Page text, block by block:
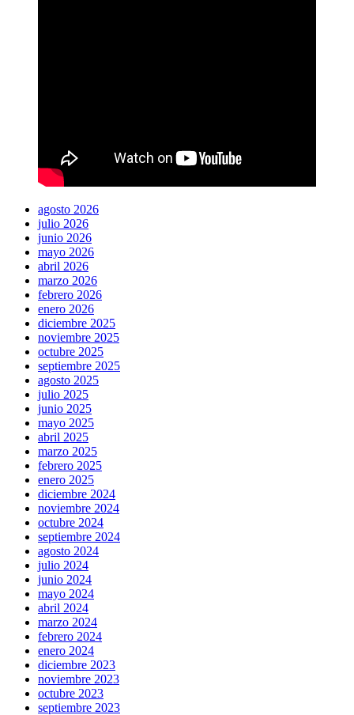
agosto 2026
julio 2026
junio 2026
mayo 2026
abril 2026
marzo 2026
febrero 2026
enero 2026
diciembre 2025
noviembre 2025
octubre 2025
septiembre 2025
agosto 2025
julio 2025
junio 2025
mayo 2025
abril 2025
marzo 2025
febrero 2025
enero 2025
diciembre 2024
noviembre 2024
octubre 2024
septiembre 2024
agosto 2024
julio 2024
junio 2024
mayo 2024
abril 2024
marzo 2024
febrero 2024
enero 2024
diciembre 2023
noviembre 2023
octubre 2023
septiembre 2023